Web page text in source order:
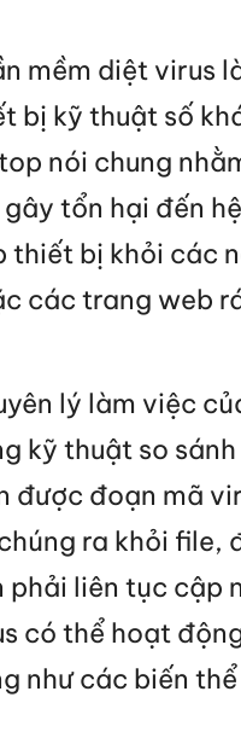
mềm diệt virus
bị kỹ thuật số
nói chung
tổn hại đến
thiết bị khỏi các
các trang web
lý làm việc
kỹ thuật so
được đoạn mã
ra khỏi file,
phải liên tục cập
có thể hoạt
như các biến